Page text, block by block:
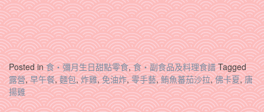
Posted in食‧彌月生日甜點零食,食‧副食品及料理食譜Tagged
露營,早午餐,麵包,炸雞,免油炸,零手藝,鮪魚蕃茄沙拉,佛卡夏,唐
揚雞